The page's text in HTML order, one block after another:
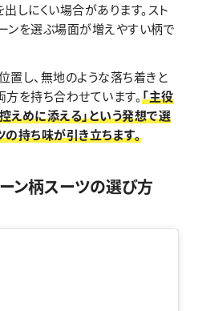
しにくい場合があります。スト
ンを選ぶ場面が増えやすい柄で
置し、無地のような落ち着きと
方を持ち合わせています。「主役
えめに添える」という発想で選
持ち味が引き立ちます。
ーン柄スーツの選び方